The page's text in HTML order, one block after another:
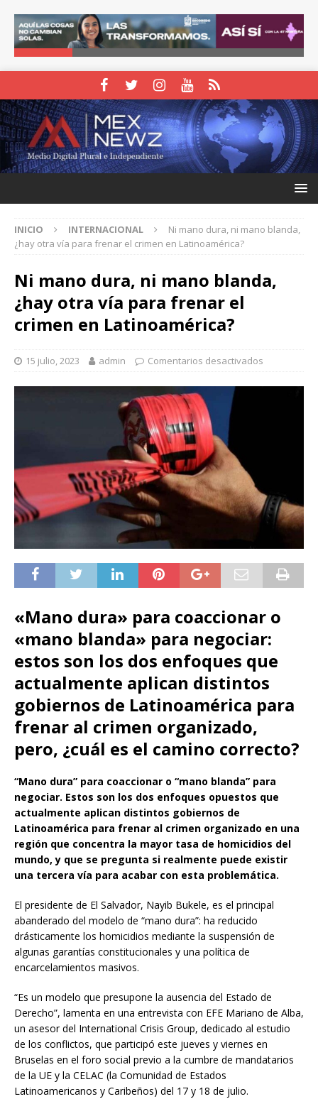
INICIO INTERNACIONAL
Ni mano dura, ni mano blanda,
¿hay otra vía para frenar el crimen en Latinoamérica?
Ni mano dura, ni mano blanda,
¿hay otra vía para frenar el
crimen en Latinoamérica?
15 julio, 2023 admin Comentarios desactivados
«Mano dura» para coaccionar o
«mano blanda» para negociar:
estos son los dos enfoques que
actualmente aplican distintos
gobiernos de Latinoamérica para
frenar al crimen organizado,
pero, ¿cuál es el camino correcto?
“Mano dura” para coaccionar o “mano blanda” para
negociar. Estos son los dos enfoques opuestos que
actualmente aplican distintos gobiernos de
Latinoamérica para frenar al crimen organizado en una
región que concentra la mayor tasa de homicidios del
mundo, y que se pregunta si realmente puede existir
una tercera vía para acabar con esta problemática.
El presidente de El Salvador, Nayib Bukele, es el principal
abanderado del modelo de “mano dura”: ha reducido
drásticamente los homicidios mediante la suspensión de
algunas garantías constitucionales y una política de
encarcelamientos masivos.
“Es un modelo que presupone la ausencia del Estado de
Derecho”, lamenta en una entrevista con EFE Mariano de Alba,
un asesor del International Crisis Group, dedicado al estudio
de los conflictos, que participó este jueves y viernes en
Bruselas en el foro social previo a la cumbre de mandatarios
de la UE y la CELAC (la Comunidad de Estados
Latinoamericanos y Caribeños) del 17 y 18 de julio.